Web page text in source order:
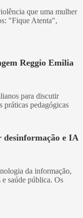
que uma mulher
"Fique Atenta",
Reggio Emilia
para discutir
pedagógicas
e IA
da informação,
saúde pública. Os